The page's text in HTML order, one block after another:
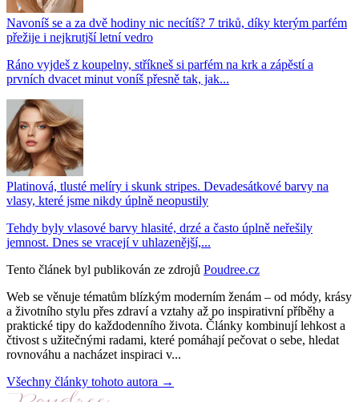
Navoníš se a za dvě hodiny nic necítíš? 7 triků, díky kterým parfém
přežije i nejkrutjší letní vedro
Ráno vyjdeš z koupelny, stříkneš si parfém na krk a zápěstí a
prvních dvacet minut voníš přesně tak, jak...
Platinová, tlusté melíry i skunk stripes. Devadesátkové barvy na
vlasy, které jsme nikdy úplně neopustily
Tehdy byly vlasové barvy hlasité, drzé a často úplně neřešily
jemnost. Dnes se vracejí v uhlazenější,...
Tento článek byl publikován ze zdrojů Poudree.cz
Web se věnuje tématům blízkým moderním ženám – od módy, krásy
a životního stylu přes zdraví a vztahy až po inspirativní příběhy a
praktické tipy do každodenního života. Články kombinují lehkost a
čtivost s užitečnými radami, které pomáhají pečovat o sebe, hledat
rovnováhu a nacházet inspiraci v...
Všechny články tohoto autora →